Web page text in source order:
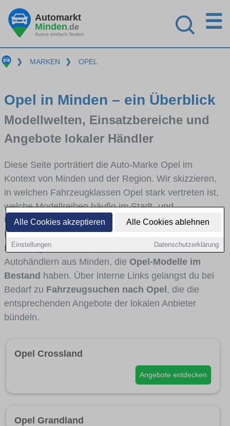
Alle Cookies akzeptieren Alle Cookies ablehnen
Einstellungen Datenschutzerklärung
Automarkt
Minden.de
Autos einfach finden
☰
❯ MARKEN ❯ OPEL
Opel in Minden – ein Überblick
Modellwelten, Einsatzbereiche und
Angebote lokaler Händler
Diese Seite porträtiert die Auto-Marke Opel im
Kontext von Minden und der Region. Wir skizzieren,
in welchen Fahrzeugklassen Opel stark vertreten ist,
welche Modellreihen häufig im Stadt- und
Umlandverkehr zu sehen sind und für welche
Fahrertypen die Marke interessant ist. Viele
Fahrzeuge stammen von Autohäusern und
Autohändlern aus Minden, die Opel-Modelle im
Bestand haben. Über interne Links gelangst du bei
Bedarf zu Fahrzeugsuchen nach Opel, die die
entsprechenden Angebote der lokalen Anbieter
bündeln.
Opel Crossland
Angebote entdecken
Opel Grandland